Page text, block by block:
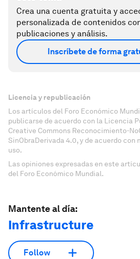
Crea una cuenta gratuita y
personalizada de contenidos
publicaciones y análisis.
Inscríbete de forma
Licencia y republicación
Los artículos del Foro Económico
publicarse de acuerdo con la Licencia
Creative Commons Reconocimiento-
SinObraDerivada 4.0, y de acuerdo con
uso.
Las opiniones expresadas en este
del Foro Económico Mundial.
Mantente al día:
Infrastructure
Follow